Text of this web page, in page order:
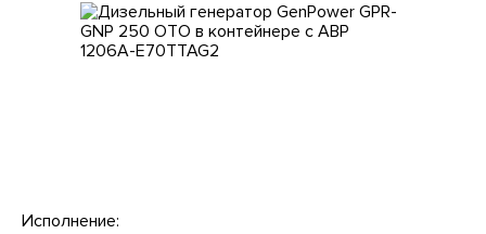
Исполнение: